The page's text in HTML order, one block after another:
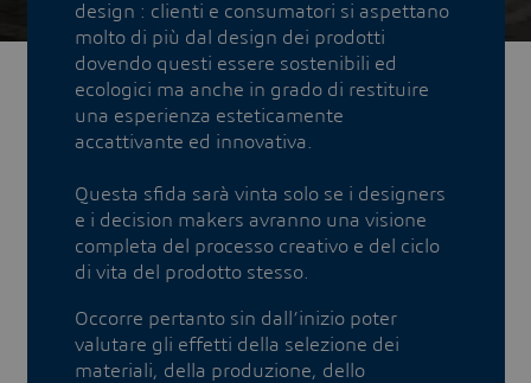
design : clienti e consumatori si aspettano
molto di più dal design dei prodotti
dovendo questi essere sostenibili ed
ecologici ma anche in grado di restituire
una esperienza esteticamente
accattivante ed innovativa.
Questa sfida sarà vinta solo se i designers
e i decision makers avranno una visione
completa del processo creativo e del ciclo
di vita del prodotto stesso.
Occorre pertanto sin dall’inizio poter
valutare gli effetti della selezione dei
materiali, della produzione, dello